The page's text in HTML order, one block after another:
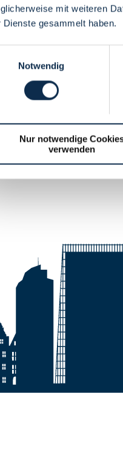
mit weiteren
Dienste gesammelt haben.
Notwendig
Nur notwendige
verwenden